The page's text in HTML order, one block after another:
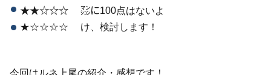
★★☆☆☆ ㍇に100点はないよ
★☆☆☆☆ け、検討します！
今回はルネ上尾の紹介・感想です！